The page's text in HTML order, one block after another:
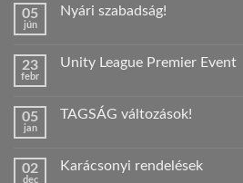
05
jún
Nyári szabadság!
Nyári
23
febr
Unity League Premier Event
Unity
bejegyzéshez
05
jan
TAGSÁG változások!
TAGSÁG
02
dec
Karácsonyi rendelések